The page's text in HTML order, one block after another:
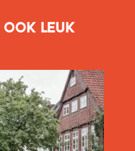
ook leuk